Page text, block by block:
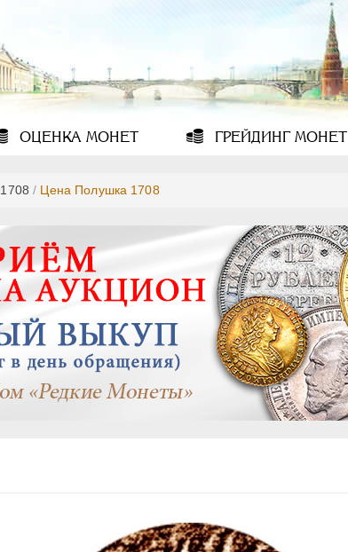
ОЦЕНКА МОНЕТ ГРЕЙДИНГМОНЕТ
1708 / Цена Полушка 1708